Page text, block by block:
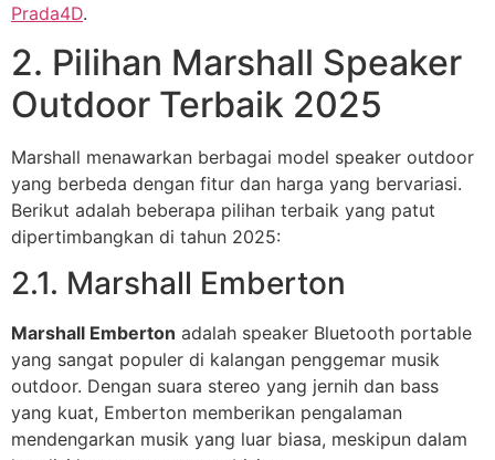
Prada4D.
2. Pilihan Marshall Speaker
Outdoor Terbaik 2025
Marshall menawarkan berbagai model speaker outdoor
yang berbeda dengan fitur dan harga yang bervariasi.
Berikut adalah beberapa pilihan terbaik yang patut
dipertimbangkan di tahun 2025:
2.1. Marshall Emberton
Marshall Emberton adalah speaker Bluetooth portable
yang sangat populer di kalangan penggemar musik
outdoor. Dengan suara stereo yang jernih dan bass
yang kuat, Emberton memberikan pengalaman
mendengarkan musik yang luar biasa, meskipun dalam